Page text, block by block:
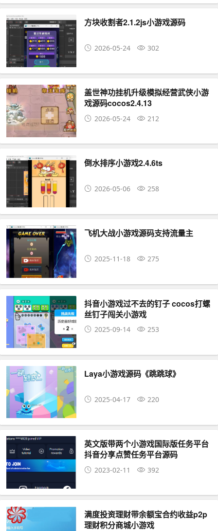
方块收割者2.1.2js小游戏源码
2026-05-24 302
盖世神功挂机升级模拟经营武侠小游
戏源码cocos2.4.13
2026-05-24 212
倒水排序小游戏2.4.6ts
2026-05-06 258
飞机大战小游戏源码支持流量主
2025-11-18 275
抖音小游戏过不去的钉子 cocos打螺
丝钉子闯关小游戏
2025-09-14 253
Laya小游戏源码《跳跳球》
2025-04-17 220
英文版带两个小游戏国际版任务平台
抖音分享点赞任务平台源码
2023-02-11 392
满度投资理财带余额宝合约收益p2p
理财积分商城小游戏